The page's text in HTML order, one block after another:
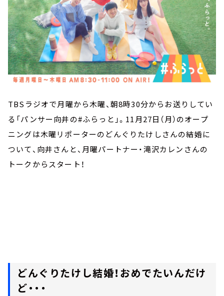
TBSラジオで月曜から木曜、朝8時30分からお送りしてい
る「パンサー向井の#ふらっと」。11月27日（月）のオープ
ニングは木曜リポーターのどんぐりたけしさんの結婚に
ついて、向井さんと、月曜パートナー・滝沢カレンさんの
トークからスタート！
どんぐりたけし結婚！おめでたいんだけ
ど・・・